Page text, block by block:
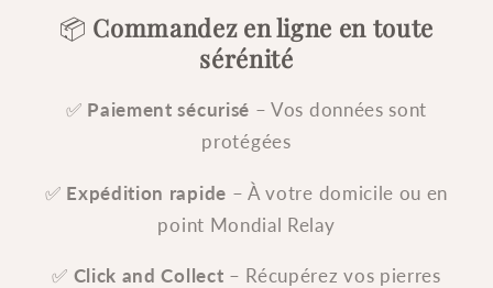
📦 Commandez en ligne en toute
sérénité
✅ Paiement sécurisé – Vos données sont
protégées
✅ Expédition rapide – À votre domicile ou en
point Mondial Relay
✅ Click and Collect – Récupérez vos pierres